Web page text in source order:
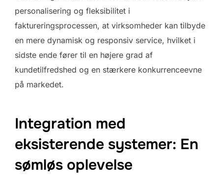
personalisering og fleksibilitet i
faktureringsprocessen, at virksomheder kan tilbyde
en mere dynamisk og responsiv service, hvilket i
sidste ende fører til en højere grad af
kundetilfredshed og en stærkere konkurrenceevne
på markedet.
Integration med
eksisterende systemer: En
sømløs oplevelse